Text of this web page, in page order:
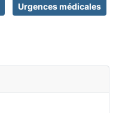
Urgences médicales